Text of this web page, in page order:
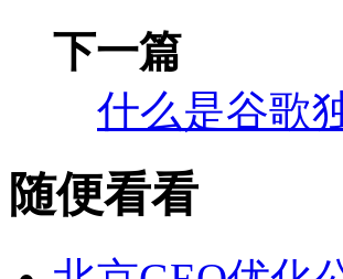
下一篇
什么是谷歌
随便看看